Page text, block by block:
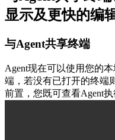
显示及更快的编
与Agent共享终端
Agent现在可以使用您的
端，若没有已打开的终端
前置，您既可查看Agent